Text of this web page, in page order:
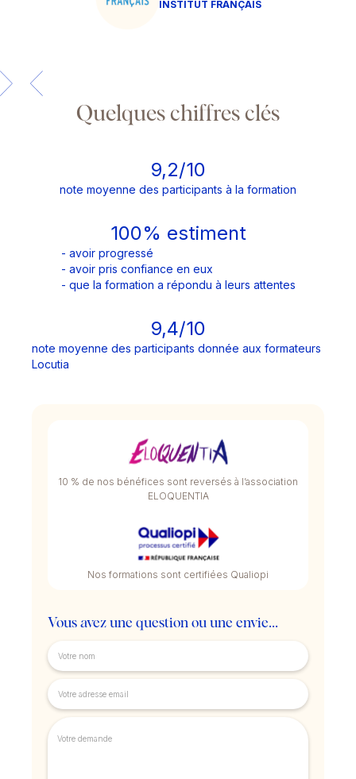
INSTITUT FRANÇAIS
Quelques chiffres clés
9,2/10
note moyenne des participants à la formation
100% estiment
- avoir progressé
- avoir pris confiance en eux
- que la formation a répondu à leurs attentes
9,4/10
note moyenne des participants donnée aux formateurs
Locutia
10 % de nos bénéfices sont reversés à l’association
ELOQUENTIA
Nos formations sont certifiées Qualiopi
Vous avez une question ou une envie...